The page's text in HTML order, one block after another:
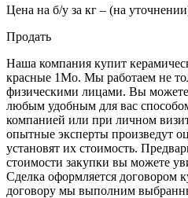
Цена на б/у за кг – (на
Продать
Наша компания купит
красные 1Мо. Мы работаем не
физическими лицами. Вы
любым удобным для вас
компанией или при личном
опытные эксперты произведут
установят их стоимость.
стоимости закупки вы можете
Сделка оформляется договором
договору мы выполним